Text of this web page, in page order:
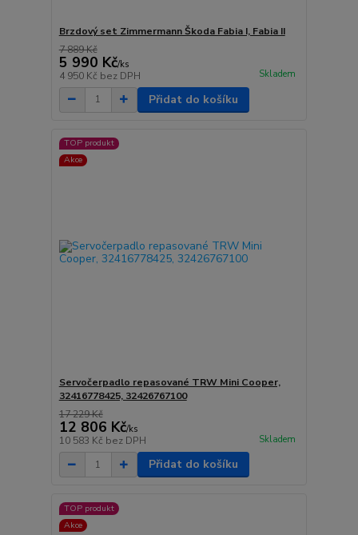
Brzdový set Zimmermann Škoda Fabia I, Fabia II
7 889 Kč
5 990 Kč/ks
4 950 Kč bez DPH Skladem
Přidat do košíku
TOP produkt
Akce
Servočerpadlo repasované TRW Mini Cooper,
32416778425, 32426767100
17 229 Kč
12 806 Kč/ks
10 583 Kč bez DPH Skladem
Přidat do košíku
TOP produkt
Akce